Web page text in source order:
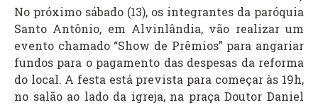
No próximo sábado (13), os integrantes da paróquia
Santo Antônio, em Alvinlândia, vão realizar um
evento chamado “Show de Prêmios” para angariar
fundos para o pagamento das despesas da reforma
do local. A festa está prevista para começar às 19h,
no salão ao lado da igreja, na praça Doutor Daniel